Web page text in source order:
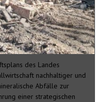
des Landes
nachhaltiger und
Abfälle zur
einer strategischen